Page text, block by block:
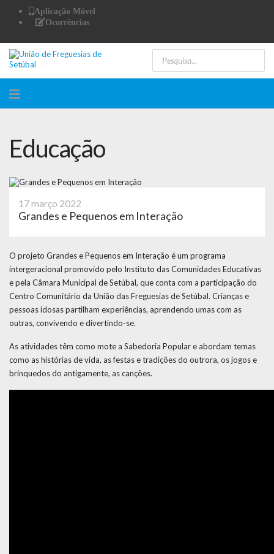
Aplicação Móvel
Ocorrências
Educação
17 março 2022
Grandes e Pequenos em Interação
O projeto Grandes e Pequenos em Interação é um programa
intergeracional promovido pelo Instituto das Comunidades Educativas
e pela Câmara Municipal de Setúbal, que conta com a participação do
Centro Comunitário da União das Freguesias de Setúbal. Crianças e
pessoas idosas partilham experiências, aprendendo umas com as
outras, convivendo e divertindo-se.
As atividades têm como mote a Sabedoria Popular e abordam temas
como as histórias de vida, as festas e tradições do outrora, os jogos e
brinquedos do antigamente, as canções.